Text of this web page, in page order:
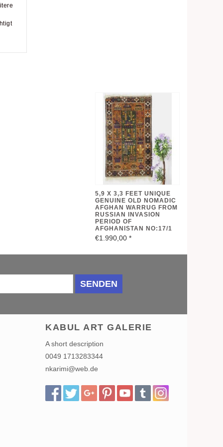
5,9 X 3,3 FEET UNIQUE
GENUINE OLD NOMADIC
AFGHAN WARRUG FROM
RUSSIAN INVASION
PERIOD OF
AFGHANISTAN NO:17/1
€1.990,00 *
SENDEN
KABUL ART GALERIE
A short description
0049 1713283344
nkarimi@web.de